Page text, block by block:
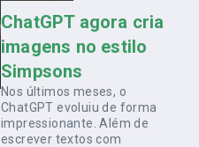
ChatGPT agora cria
imagens no estilo
Simpsons
Nos últimos meses, o
ChatGPT evoluiu de forma
impressionante. Além de
escrever textos com